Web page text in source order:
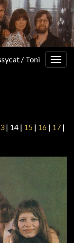
/ Toni
| 14 | 15 | 16 | 17|